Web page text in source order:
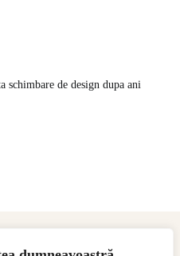
schimbare de design dupa ani